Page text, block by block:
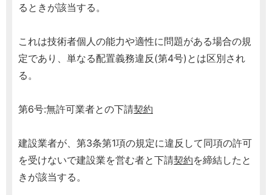
るときが該当する。
これは技術者個人の能力や適性に問題がある場合の規
定であり、単なる配置義務違反(第4号)とは区別され
る。
第6号:無許可業者との下請契約
建設業者が、第3条第1項の規定に違反して同項の許可
を受けないで建設業を営む者と下請契約を締結したと
きが該当する。